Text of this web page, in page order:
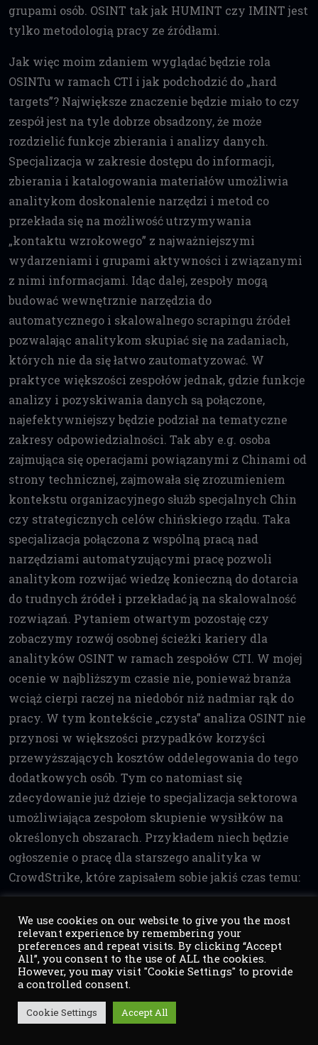
grupami osób. OSINT tak jak HUMINT czy IMINT jest
tylko metodologią pracy ze źródłami.
Jak więc moim zdaniem wyglądać będzie rola
OSINTu w ramach CTI i jak podchodzić do „hard
targets”? Największe znaczenie będzie miało to czy
zespół jest na tyle dobrze obsadzony, że może
rozdzielić funkcje zbierania i analizy danych.
Specjalizacja w zakresie dostępu do informacji,
zbierania i katalogowania materiałów umożliwia
analitykom doskonalenie narzędzi i metod co
przekłada się na możliwość utrzymywania
„kontaktu wzrokowego” z najważniejszymi
wydarzeniami i grupami aktywności i związanymi
z nimi informacjami. Idąc dalej, zespoły mogą
budować wewnętrznie narzędzia do
automatycznego i skalowalnego scrapingu źródeł
pozwalając analitykom skupiać się na zadaniach,
których nie da się łatwo zautomatyzować. W
praktyce większości zespołów jednak, gdzie funkcje
analizy i pozyskiwania danych są połączone,
najefektywniejszy będzie podział na tematyczne
zakresy odpowiedzialności. Tak aby e.g. osoba
zajmująca się operacjami powiązanymi z Chinami od
strony technicznej, zajmowała się zrozumieniem
kontekstu organizacyjnego służb specjalnych Chin
czy strategicznych celów chińskiego rządu. Taka
specjalizacja połączona z wspólną pracą nad
narzędziami automatyzującymi pracę pozwoli
analitykom rozwijać wiedzę konieczną do dotarcia
do trudnych źródeł i przekładać ją na skalowalność
rozwiązań. Pytaniem otwartym pozostaję czy
zobaczymy rozwój osobnej ścieżki kariery dla
analityków OSINT w ramach zespołów CTI. W mojej
ocenie w najbliższym czasie nie, ponieważ branża
wciąż cierpi raczej na niedobór niż nadmiar rąk do
pracy. W tym kontekście „czysta” analiza OSINT nie
przynosi w większości przypadków korzyści
przewyższających kosztów oddelegowania do tego
dodatkowych osób. Tym co natomiast się
zdecydowanie już dzieje to specjalizacja sektorowa
umożliwiająca zespołom skupienie wysiłków na
określonych obszarach. Przykładem niech będzie
ogłoszenie o pracę dla starszego analityka w
CrowdStrike, które zapisałem sobie jakiś czas temu:
We use cookies on our website to give you the most
relevant experience by remembering your
preferences and repeat visits. By clicking “Accept
All”, you consent to the use of ALL the cookies.
However, you may visit "Cookie Settings" to provide
a controlled consent.
Cookie Settings Accept All